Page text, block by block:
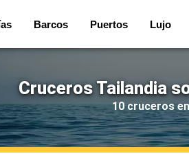
Barcos Puertos Lujo
Cruceros Tailandia
10 cruceros